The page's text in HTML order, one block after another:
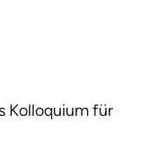
Kolloquium für